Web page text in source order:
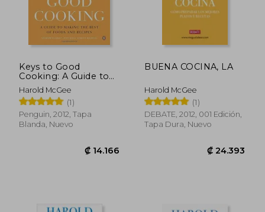
Keys to Good
Cooking: A Guide to
Making the Best of
Foods and Recipes
(en Inglés)
Harold McGee
(1)
Penguin, 2012, Tapa
Blanda, Nuevo
BUENA COCINA, LA
Harold McGee
(1)
DEBATE, 2012, 001 Edición,
Tapa Dura, Nuevo